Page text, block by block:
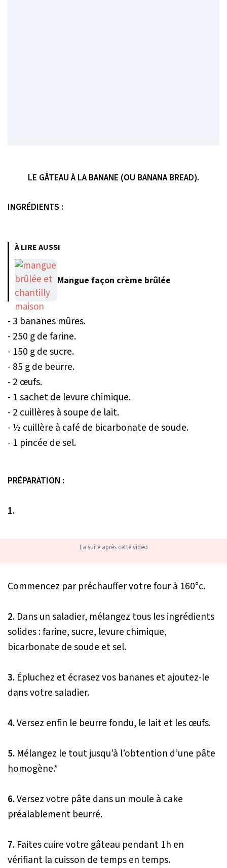
LE GÂTEAU À LA BANANE (OU BANANA BREAD).
INGRÉDIENTS :
À LIRE AUSSI
Mangue façon crème brûlée
- 3 bananes mûres.
- 250 g de farine.
- 150 g de sucre.
- 85 g de beurre.
- 2 œufs.
- 1 sachet de levure chimique.
- 2 cuillères à soupe de lait.
- ½ cuillère à café de bicarbonate de soude.
- 1 pincée de sel.
PRÉPARATION :
1.
La suite après cette vidéo
Commencez par préchauffer votre four à 160°c.
2. Dans un saladier, mélangez tous les ingrédients
solides : farine, sucre, levure chimique,
bicarbonate de soude et sel.
3. Épluchez et écrasez vos bananes et ajoutez-le
dans votre saladier.
4.Versez enfin le beurre fondu, le lait et les œufs.
5. Mélangez le tout jusqu’à l’obtention d’une pâte
homogène.*
6.Versez votre pâte dans un moule à cake
préalablement beurré.
7. Faites cuire votre gâteau pendant 1h en
vérifiant la cuisson de temps en temps.